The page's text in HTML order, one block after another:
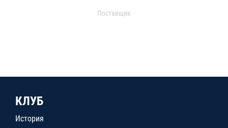
Поставщик
КЛУБ
История